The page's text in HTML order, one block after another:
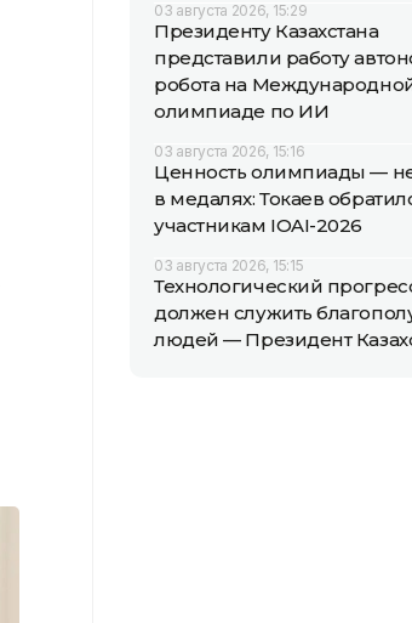
03 августа 2026, 15:29
Президенту Казахстана
представили работу
робота на
олимпиаде по ИИ
03 августа 2026, 15:16
Ценность олимпиады —
в медалях: Токаев
участникам IOAI-2026
03 августа 2026, 15:15
Технологический
должен служить
людей — Президент